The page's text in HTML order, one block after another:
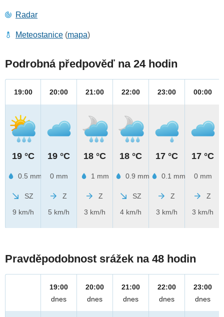
Radar
Meteostanice (mapa)
Podrobná předpověď na 24 hodin
19:00
19 °C
0.5 mm
SZ
9 km/h
20:00
19 °C
0 mm
Z
5 km/h
21:00
18 °C
1 mm
Z
3 km/h
22:00
18 °C
0.9 mm
SZ
4 km/h
23:00
17 °C
0.1 mm
Z
3 km/h
00:00
17 °C
0 mm
Z
3 km/h
Pravděpodobnost srážek na 48 hodin
19:00
dnes
20:00
dnes
21:00
dnes
22:00
dnes
23:00
dnes